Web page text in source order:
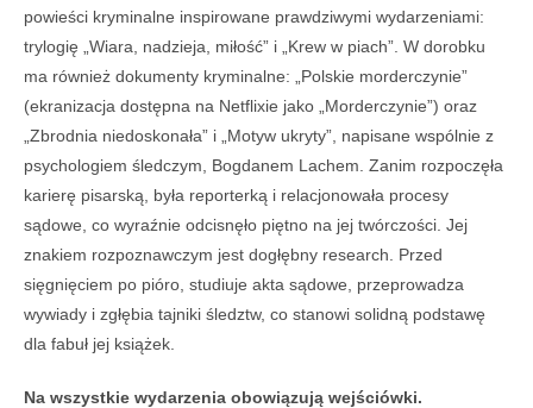
powieści kryminalne inspirowane prawdziwymi wydarzeniami:
trylogię „Wiara, nadzieja, miłość” i „Krew w piach”. W dorobku
ma również dokumenty kryminalne: „Polskie morderczynie”
(ekranizacja dostępna na Netflixie jako „Morderczynie”) oraz
„Zbrodnia niedoskonała” i „Motyw ukryty”, napisane wspólnie z
psychologiem śledczym, Bogdanem Lachem. Zanim rozpoczęła
karierę pisarską, była reporterką i relacjonowała procesy
sądowe, co wyraźnie odcisnęło piętno na jej twórczości. Jej
znakiem rozpoznawczym jest dogłębny research. Przed
sięgnięciem po pióro, studiuje akta sądowe, przeprowadza
wywiady i zgłębia tajniki śledztw, co stanowi solidną podstawę
dla fabuł jej książek.
Na wszystkie wydarzenia obowiązują wejściówki.